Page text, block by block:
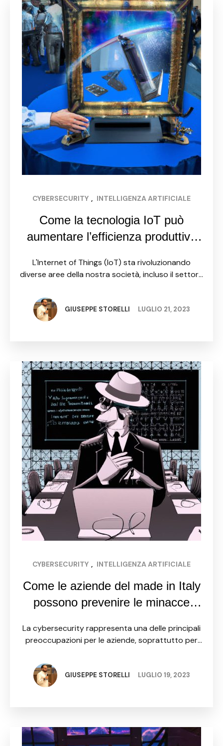
CYBERSECURITY , INTELLIGENZA ARTIFICIALE
Come la tecnologia IoT può
aumentare l’efficienza produttiva
L'Internet of Things (IoT) sta rivoluzionando
diverse aree della nostra società, incluso il settore
Imprese (PMI) possono trarre enormi vantaggi
dall'implementazione di questa tecnologia,
GIUSEPPE STORELLI LUGLIO 21, 2023
CYBERSECURITY , INTELLIGENZA ARTIFICIALE
Come le aziende del made in Italy
possono prevenire le minacce
La cybersecurity rappresenta una delle principali
preoccupazioni per le aziende, soprattutto per
numero di informazioni sensibili e affidano la
propria reputazione alla sicurezza …
GIUSEPPE STORELLI LUGLIO 19, 2023